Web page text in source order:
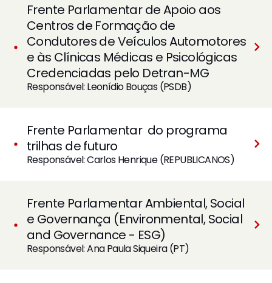
Frente Parlamentar de Apoio aos
Centros de Formação de
Condutores de Veículos Automotores
e às Clínicas Médicas e Psicológicas
Credenciadas pelo Detran-MG
Responsável: Leonídio Bouças (PSDB)
Frente Parlamentar do programa
trilhas de futuro
Responsável: Carlos Henrique (REPUBLICANOS)
Frente Parlamentar Ambiental, Social
e Governança (Environmental, Social
and Governance - ESG)
Responsável: Ana Paula Siqueira (PT)